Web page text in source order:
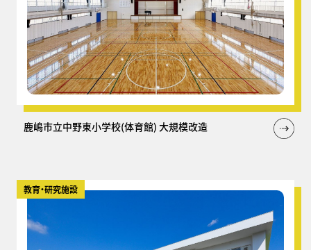
鹿嶋市立中野東小学校(体育館) 大規模改造
教育・研究施設